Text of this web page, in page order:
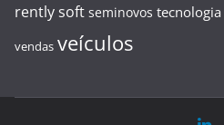
rently soft seminovos tecnologia
vendas veículos